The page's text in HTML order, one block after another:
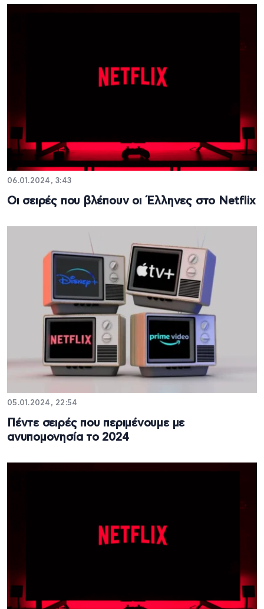
06.01.2024, 3:43
Οι σειρές που βλέπουν οι Έλληνες στο Netflix
05.01.2024, 22:54
Πέντε σειρές που περιμένουμε με
ανυπομονησία το 2024